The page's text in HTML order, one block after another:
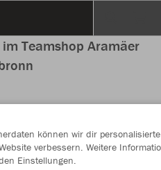
Teamshop Aramäer
Farbe können wir dir personalisierte
verbessern. Weitere
Einstellungen.